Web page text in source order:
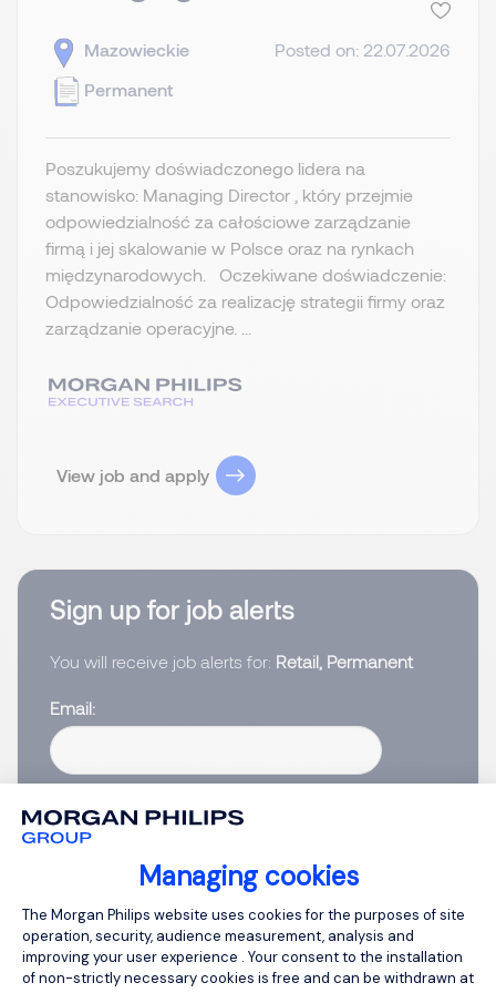
Managing cookies
Consent Management Platform:
The Morgan Philips website uses cookies for the purposes of site
operation, security, audience measurement, analysis and
improving your user experience . Your consent to the installation
of non-strictly necessary cookies is free and can be withdrawn at
Mazowieckie
Permanent
Posted on: 22.07.2026
Poszukujemy doświadczonego lidera na
stanowisko: Managing Director , który przejmie
odpowiedzialność za całościowe zarządzanie
firmą i jej skalowanie w Polsce oraz na rynkach
międzynarodowych. Oczekiwane doświadczenie:
Odpowiedzialność za realizację strategii firmy oraz
zarządzanie operacyjne. ...
View job and apply
Sign up for job alerts
You will receive job alerts for: Retail, Permanent
Email
I have read the
Create job alert